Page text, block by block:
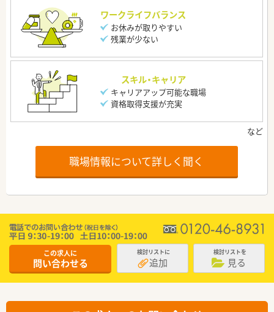
ワークライフバランス
お休みが取りやすい
残業が少ない
スキル・キャリア
キャリアアップ可能な職場
資格取得支援が充実
職場情報について詳しく聞く
この求人に
問い合わせる
検討リストに
追加
検討リストを
見る